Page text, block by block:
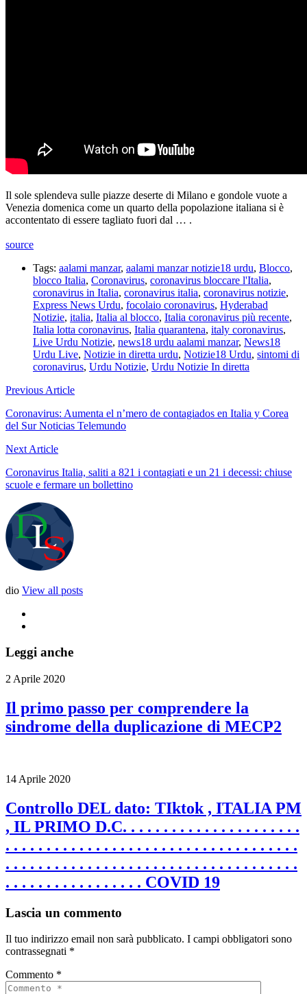
Il sole splendeva sulle piazze deserte di Milano e gondole vuote a
Venezia domenica come un quarto della popolazione italiana si è
accontentato di essere tagliato fuori dal … .
source
Tags: aalami manzar, aalami manzar notizie18 urdu, Blocco,
blocco Italia, Coronavirus, coronavirus bloccare l'Italia,
coronavirus in Italia, coronavirus italia, coronavirus notizie,
Express News Urdu, focolaio coronavirus, Hyderabad
Notizie, italia, Italia al blocco, Italia coronavirus più recente,
Italia lotta coronavirus, Italia quarantena, italy coronavirus,
Live Urdu Notizie, news18 urdu aalami manzar, News18
Urdu Live, Notizie in diretta urdu, Notizie18 Urdu, sintomi di
coronavirus, Urdu Notizie, Urdu Notizie In diretta
Previous Article
Coronavirus: Aumenta el n’mero de contagiados en Italia y Corea
del Sur Noticias Telemundo
Next Article
Coronavirus Italia, saliti a 821 i contagiati e un 21 i decessi: chiuse
scuole e fermare un bollettino
dio View all posts
Leggi anche
2 Aprile 2020
Il primo passo per comprendere la
sindrome della duplicazione di MECP2
14 Aprile 2020
Controllo DEL dato: TIktok , ITALIA PM
, IL PRIMO D.C. . . . . . . . . . . . . . . . . . . . . .
. . . . . . . . . . . . . . . . . . . . . . . . . . . . . . . . . . . .
. . . . . . . . . . . . . . . . . . . . . . . . . . . . . . . . . . . .
. . . . . . . . . . . . . . . . . COVID 19
Lascia un commento
Il tuo indirizzo email non sarà pubblicato. I campi obbligatori sono
contrassegnati *
Commento *